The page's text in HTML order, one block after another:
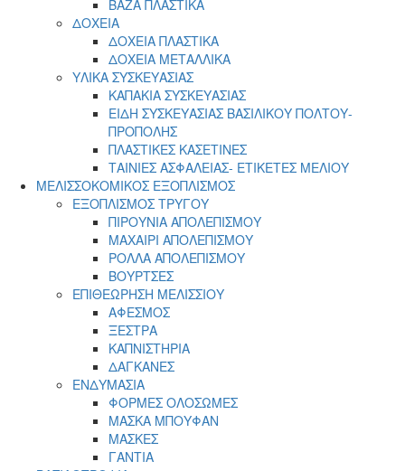
ΒΑΖΑ ΠΛΑΣΤΙΚΑ
ΔΟΧΕΙΑ
ΔΟΧΕΙΑ ΠΛΑΣΤΙΚΑ
ΔΟΧΕΙΑ ΜΕΤΑΛΛΙΚΑ
ΥΛΙΚΑ ΣΥΣΚΕΥΑΣΙΑΣ
ΚΑΠΑΚΙΑ ΣΥΣΚΕΥΑΣΙΑΣ
ΕΙΔΗ ΣΥΣΚΕΥΑΣΙΑΣ ΒΑΣΙΛΙΚΟΥ ΠΟΛΤΟΥ-
ΠΡΟΠΟΛΗΣ
ΠΛΑΣΤΙΚΕΣ ΚΑΣΕΤΙΝΕΣ
ΤΑΙΝΙΕΣ ΑΣΦΑΛΕΙΑΣ- ΕΤΙΚΕΤΕΣ ΜΕΛΙΟΥ
ΜΕΛΙΣΣΟΚΟΜΙΚΟΣ ΕΞΟΠΛΙΣΜΟΣ
ΕΞΟΠΛΙΣΜΟΣ ΤΡΥΓΟΥ
ΠΙΡΟΥΝΙΑ ΑΠΟΛΕΠΙΣΜΟΥ
ΜΑΧΑΙΡΙ ΑΠΟΛΕΠΙΣΜΟΥ
ΡΟΛΛΑ ΑΠΟΛΕΠΙΣΜΟΥ
ΒΟΥΡΤΣΕΣ
ΕΠΙΘΕΩΡΗΣΗ ΜΕΛΙΣΣΙΟΥ
ΑΦΕΣΜΟΣ
ΞΕΣΤΡΑ
ΚΑΠΝΙΣΤΗΡΙΑ
ΔΑΓΚΑΝΕΣ
ΕΝΔΥΜΑΣΙΑ
ΦΟΡΜΕΣ ΟΛΟΣΩΜΕΣ
ΜΑΣΚΑ ΜΠΟΥΦΑΝ
ΜΑΣΚΕΣ
ΓΑΝΤΙΑ